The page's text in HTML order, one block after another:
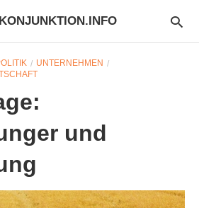
UNTERNEHMEN
und